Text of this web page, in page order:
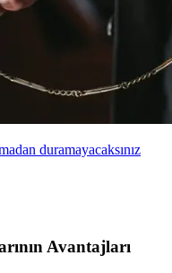
duramayacaksınız
Avantajları